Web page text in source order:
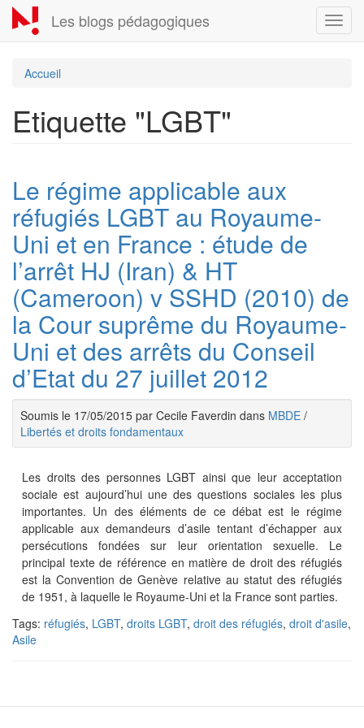
Aller
au
contenu
Les blogs pédagogiques
Accueil
Etiquette "LGBT"
Le régime applicable aux
réfugiés LGBT au Royaume-
Uni et en France : étude de
l’arrêt HJ (Iran) & HT
(Cameroon) v SSHD (2010) de
la Cour suprême du Royaume-
Uni et des arrêts du Conseil
d’Etat du 27 juillet 2012
Soumis le 17/05/2015 par Cecile Faverdin dans MBDE /
Libertés et droits fondamentaux
Les droits des personnes LGBT ainsi que leur acceptation
sociale est aujourd’hui une des questions sociales les plus
importantes. Un des éléments de ce débat est le régime
applicable aux demandeurs d’asile tentant d’échapper aux
persécutions fondées sur leur orientation sexuelle. Le
principal texte de référence en matière de droit des réfugiés
est la Convention de Genève relative au statut des réfugiés
de 1951, à laquelle le Royaume-Uni et la France sont parties.
Tags: réfugiés, LGBT, droits LGBT, droit des réfugiés, droit d'asile,
Asile